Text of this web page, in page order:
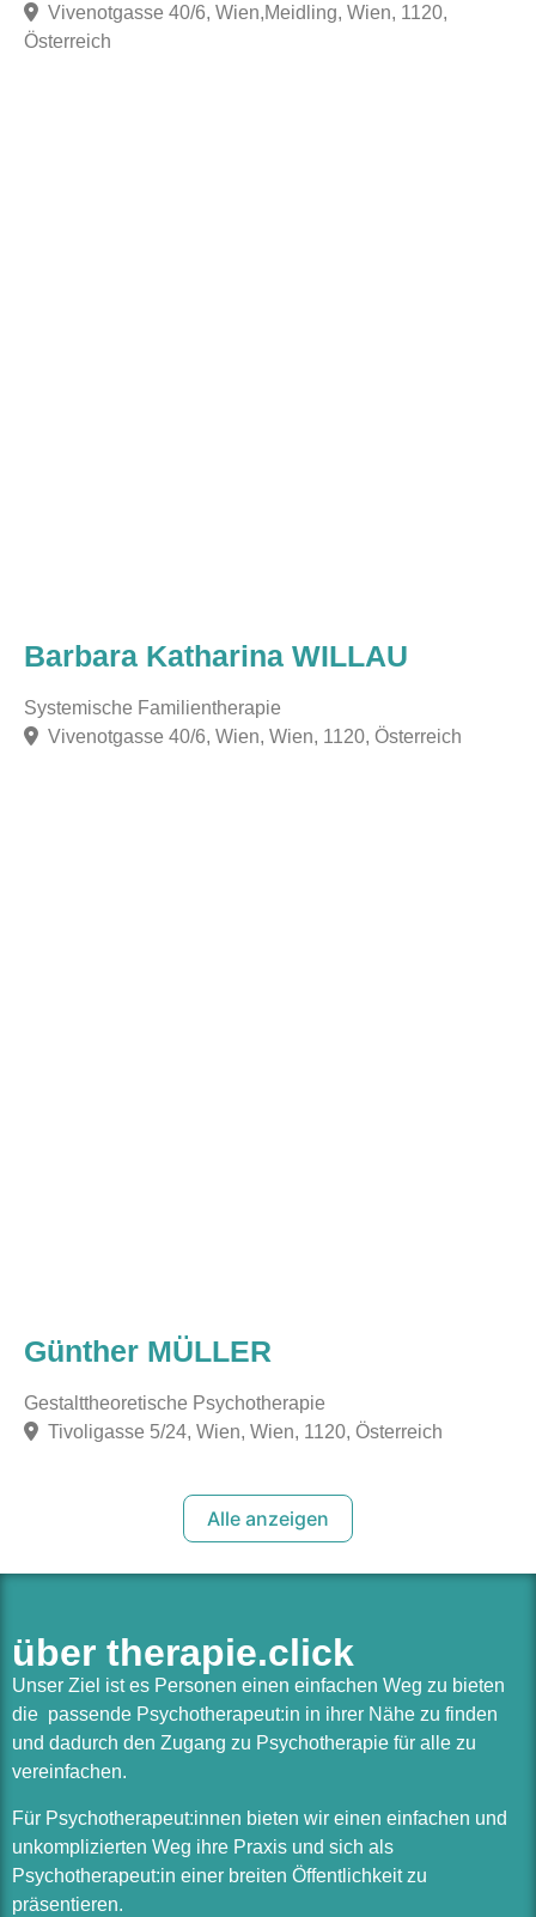
Vivenotgasse 40/6, Wien,Meidling, Wien, 1120,
Österreich
Barbara Katharina WILLAU
Systemische Familientherapie
Vivenotgasse 40/6, Wien, Wien, 1120, Österreich
Günther MÜLLER
Gestalttheoretische Psychotherapie
Tivoligasse 5/24, Wien, Wien, 1120, Österreich
Alle anzeigen
über therapie.click
Unser Ziel ist es Personen einen einfachen Weg zu bieten
die passende Psychotherapeut:in in ihrer Nähe zu finden
und dadurch den Zugang zu Psychotherapie für alle zu
vereinfachen.
Für Psychotherapeut:innen bieten wir einen einfachen und
unkomplizierten Weg ihre Praxis und sich als
Psychotherapeut:in einer breiten Öffentlichkeit zu
präsentieren.